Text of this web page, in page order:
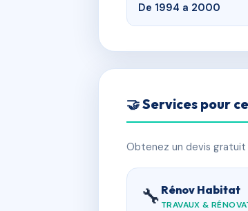
De 1994 a 2000
🤝 Services pour
Obtenez un devis gratuit
🔧 Rénov Habitat
TRAVAUX &